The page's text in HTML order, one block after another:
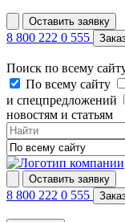
Оставить заявку
8 800 222 0 555
Поиск по всему
По всему сайту
и спецпредложений
новостям и статьям
Оставить заявку
8 800 222 0 555